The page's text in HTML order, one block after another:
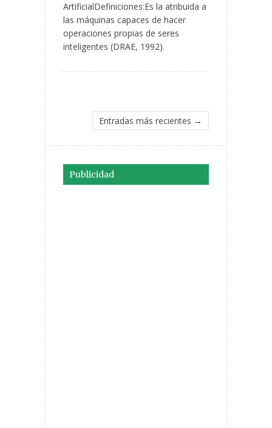
ArtificialDefiniciones:Es la atribuida a
las máquinas capaces de hacer
operaciones propias de seres
inteligentes (DRAE, 1992).
Entradas más recientes →
Publicidad